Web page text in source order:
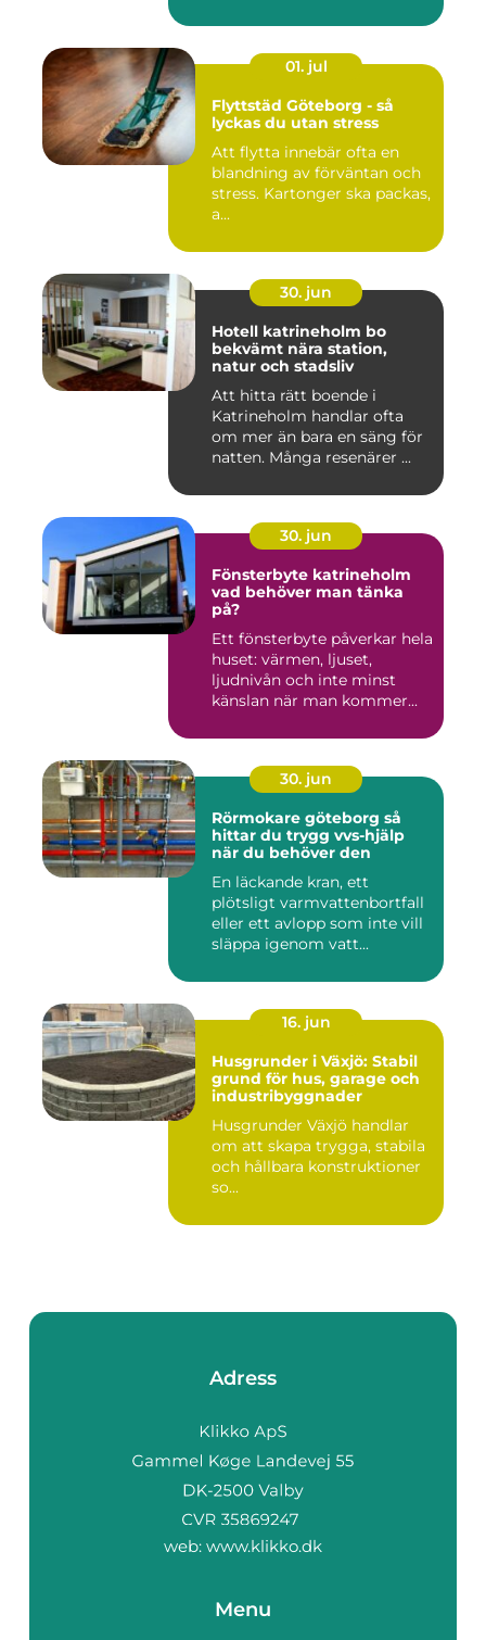
01. jul
Flyttstäd Göteborg - så
lyckas du utan stress
Att flytta innebär ofta en
blandning av förväntan och
stress. Kartonger ska packas,
a...
30. jun
Hotell katrineholm bo
bekvämt nära station,
natur och stadsliv
Att hitta rätt boende i
Katrineholm handlar ofta
om mer än bara en säng för
natten. Många resenärer ...
30. jun
Fönsterbyte katrineholm
vad behöver man tänka
på?
Ett fönsterbyte påverkar hela
huset: värmen, ljuset,
ljudnivån och inte minst
känslan när man kommer...
30. jun
Rörmokare göteborg så
hittar du trygg vvs-hjälp
när du behöver den
En läckande kran, ett
plötsligt varmvattenbortfall
eller ett avlopp som inte vill
släppa igenom vatt...
16. jun
Husgrunder i Växjö: Stabil
grund för hus, garage och
industribyggnader
Husgrunder Växjö handlar
om att skapa trygga, stabila
och hållbara konstruktioner
so...
Adress
web: www.klikko.dk
Menu